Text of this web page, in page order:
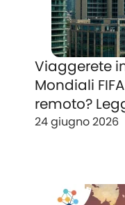
Viaggerete
Mondiali
remoto?
24 giugno 2026